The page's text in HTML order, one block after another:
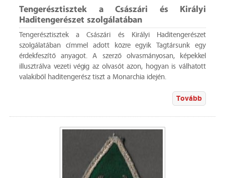
Tengerésztisztek a Császári és Királyi
Haditengerészet szolgálatában
Tengerésztisztek a Császári és Királyi Haditengerészet
szolgálatában címmel adott közre egyik Tagtársunk egy
érdekfeszítő anyagot. A szerző olvasmányosan, képekkel
illusztrálva vezeti végig az olvasót azon, hogyan is válhatott
valakiből haditengerész tiszt a Monarchia idején.
Tovább